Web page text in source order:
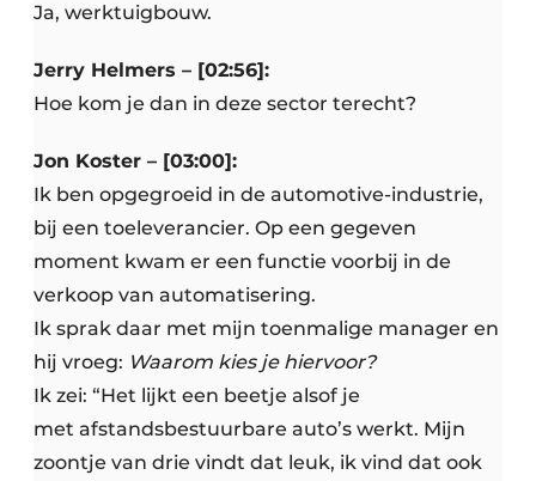
Ja, werktuigbouw.
Jerry Helmers – [02:56]:
Hoe kom je dan in deze sector terecht?
Jon Koster – [03:00]:
Ik ben opgegroeid in de automotive-industrie,
bij een toeleverancier. Op een gegeven
moment kwam er een functie voorbij in de
verkoop van automatisering.
Ik sprak daar met mijn toenmalige manager en
hij vroeg: Waarom kies je hiervoor?
Ik zei: “Het lijkt een beetje alsof je
met afstandsbestuurbare auto’s werkt. Mijn
zoontje van drie vindt dat leuk, ik vind dat ook